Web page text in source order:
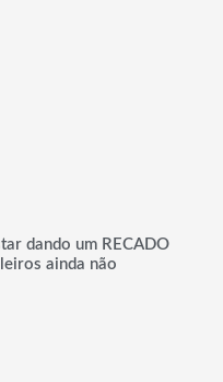
dando um RECADO
ainda não